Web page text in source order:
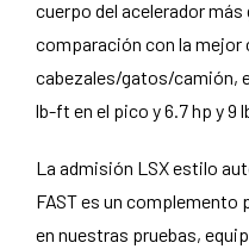
cuerpo del acelerador más
comparación con la
cabezales/gatos/camión,
lb-ft en el pico y 6.7 hp y 9
La admisión LSX estilo
FAST es un complemento
en nuestras pruebas,